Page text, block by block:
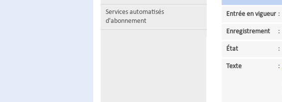
Services automatisés
d'abonnement
Entrée en vigueur :
Enregistrement :
État :
Texte :